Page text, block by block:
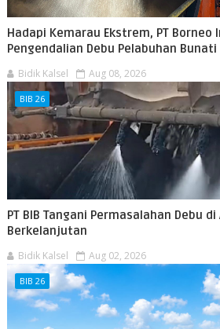
​Hadapi Kemarau Ekstrem, PT
Pengendalian Debu Pelabuhan Bunati
Bidik Kalsel Aug 08, 2026
BIB 26
PT BIB Tangani Permasalahan Debu
Berkelanjutan
Bidik Kalsel Aug 02, 2026
BIB 26